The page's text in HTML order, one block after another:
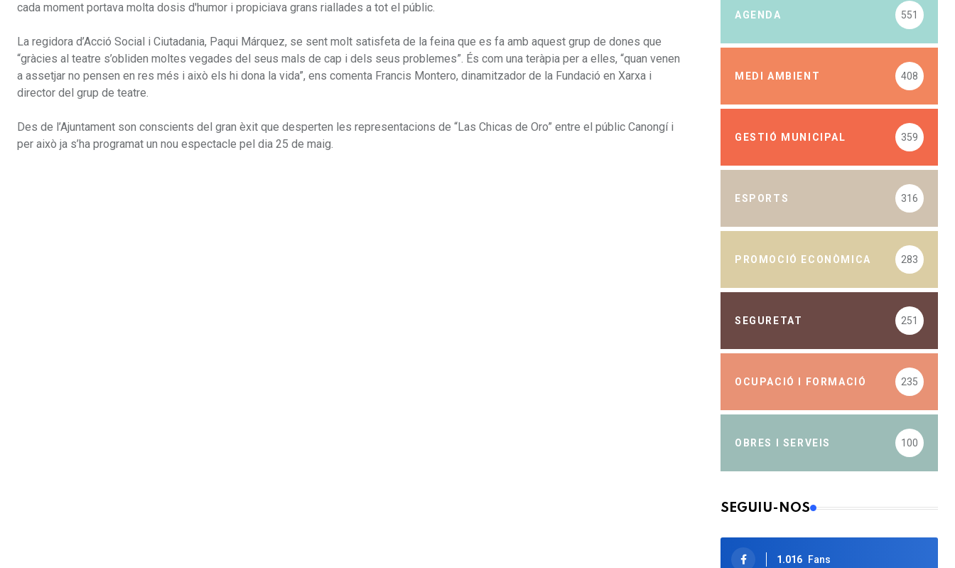
cada moment portava molta dosis d'humor i propiciava grans riallades a tot el públic.
La regidora d’Acció Social i Ciutadania, Paqui Márquez, se sent molt satisfeta de la feina que es fa amb aquest grup de dones que
“gràcies al teatre s’obliden moltes vegades del seus mals de cap i dels seus problemes”. És com una teràpia per a elles, “quan venen
a assetjar no pensen en res més i això els hi dona la vida”, ens comenta Francis Montero, dinamitzador de la Fundació en Xarxa i
director del grup de teatre.
Des de l’Ajuntament son conscients del gran èxit que desperten les representacions de “Las Chicas de Oro” entre el públic Canongí i
per això ja s’ha programat un nou espectacle pel dia 25 de maig.
AGENDA 551
MEDI AMBIENT 408
GESTIÓ MUNICIPAL 359
ESPORTS 316
PROMOCIÓ ECONÒMICA 283
SEGURETAT 251
OCUPACIÓ I FORMACIÓ 235
OBRES I SERVEIS 100
SEGUIU-NOS
1.016 Fans